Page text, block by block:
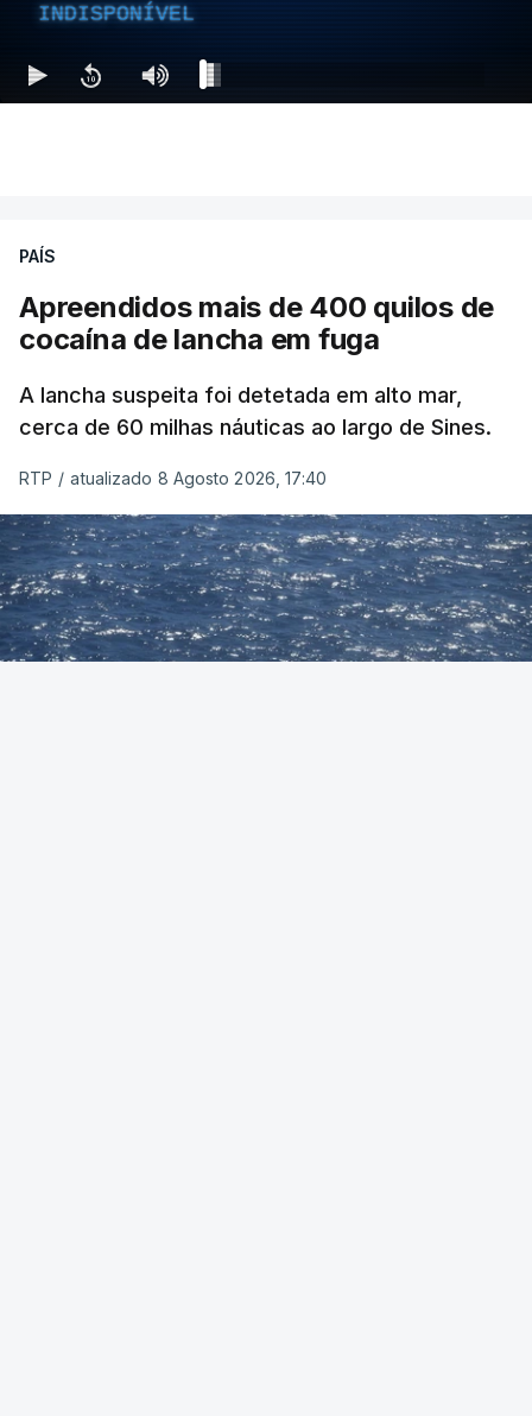
INDISPONÍVEL
PAÍS
Apreendidos mais de 400 quilos de
cocaína de lancha em fuga
A lancha suspeita foi detetada em alto mar,
cerca de 60 milhas náuticas ao largo de Sines.
RTP / atualizado 8 Agosto 2026, 17:40